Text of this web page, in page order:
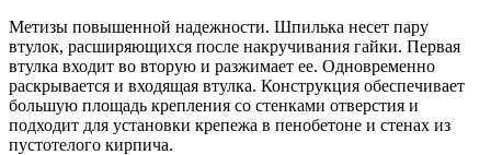
Метизы повышенной надежности. Шпилька несет пару
втулок, расширяющихся после накручивания гайки. Первая
втулка входит во вторую и разжимает ее. Одновременно
раскрывается и входящая втулка. Конструкция обеспечивает
большую площадь крепления со стенками отверстия и
подходит для установки крепежа в пенобетоне и стенах из
пустотелого кирпича.